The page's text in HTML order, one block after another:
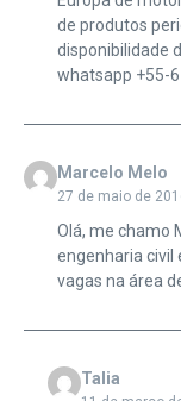
de produtos
disponibilidade
whatsapp +55-
Marcelo Melo
27 de maio de
Olá, me chamo
engenharia civil
vagas na área
Talia